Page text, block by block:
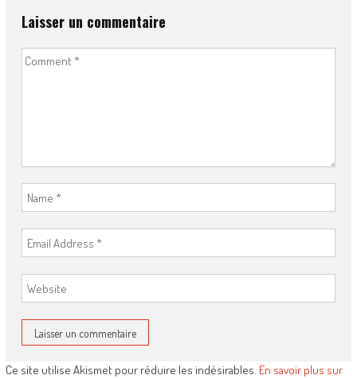
Laisser un commentaire
Ce site utilise Akismet pour réduire les indésirables. En savoir plus sur